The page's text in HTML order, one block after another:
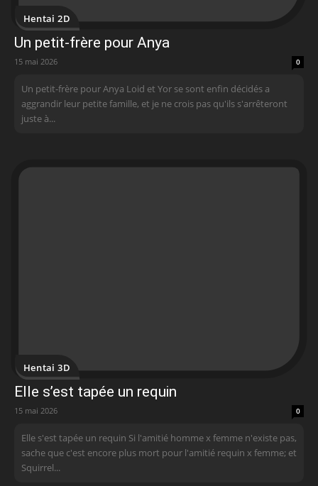
Hentai 2D
Un petit-frère pour Anya
15 mai 2026 0
Un petit-frère pour Anya Loid et Yor se sont enfin décidés a
aggrandir leur petite famille, et je ne crois pas qu'ils s'arrêteront
juste à...
Hentai 3D
Elle s’est tapée un requin
15 mai 2026 0
Elle s'est tapée un requin Si l'amitié homme x femme n'existe pas,
sache que c'est encore plus mort pour l'amitié requin x femme; et
Squirrel...